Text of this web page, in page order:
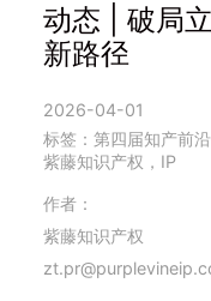
动态 | 破局
新路径
2026-04-01
标签：第四届知产前
紫藤知识产权，IP
作者：
紫藤知识产权